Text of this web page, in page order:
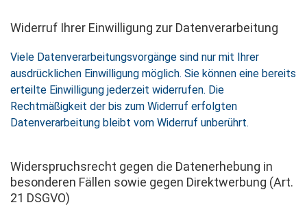
Widerruf Ihrer Einwilligung zur Datenverarbeitung
Viele Datenverarbeitungsvorgänge sind nur mit Ihrer
ausdrücklichen Einwilligung möglich. Sie können eine bereits
erteilte Einwilligung jederzeit widerrufen. Die
Rechtmäßigkeit der bis zum Widerruf erfolgten
Datenverarbeitung bleibt vom Widerruf unberührt.
Widerspruchsrecht gegen die Datenerhebung in
besonderen Fällen sowie gegen Direktwerbung (Art.
21 DSGVO)